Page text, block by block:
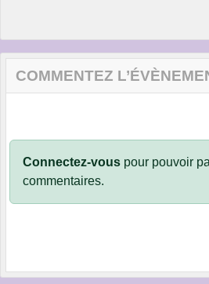
COMMENTEZ
Connectez-vous pour pouvoir
commentaires.